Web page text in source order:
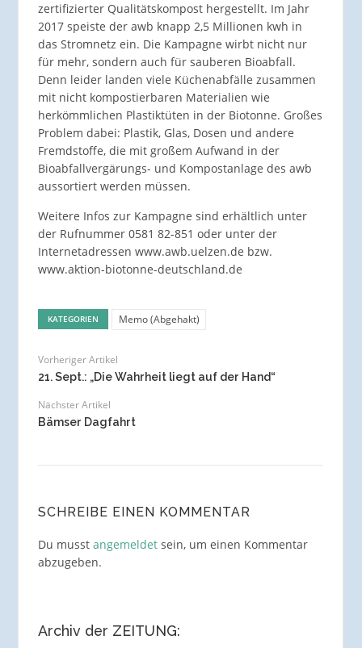
zertifizierter Qualitätskompost hergestellt. Im Jahr
2017 speiste der awb knapp 2,5 Millionen kwh in
das Stromnetz ein. Die Kampagne wirbt nicht nur
für mehr, sondern auch für sauberen Bioabfall.
Denn leider landen viele Küchenabfälle zusammen
mit nicht kompostierbaren Materialien wie
herkömmlichen Plastiktüten in der Biotonne. Großes
Problem dabei: Plastik, Glas, Dosen und andere
Fremdstoffe, die mit großem Aufwand in der
Bioabfallvergärungs- und Kompostanlage des awb
aussortiert werden müssen.
Weitere Infos zur Kampagne sind erhältlich unter
der Rufnummer 0581 82-851 oder unter der
Internetadressen www.awb.uelzen.de bzw.
www.aktion-biotonne-deutschland.de
KATEGORIEN Memo (Abgehakt)
Vorheriger Artikel
21. Sept.: „Die Wahrheit liegt auf der Hand“
Nächster Artikel
Bämser Dagfahrt
SCHREIBE EINEN KOMMENTAR
Du musst angemeldetsein, um einen Kommentar
abzugeben.
Archiv der ZEITUNG: